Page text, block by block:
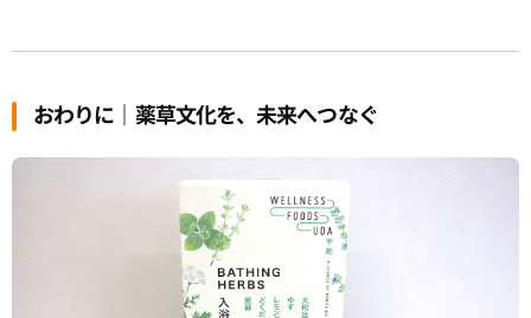
おわりに｜薬草文化を、未来へつなぐ